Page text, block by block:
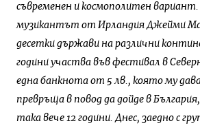
съвременен и космополитен вариант.
музикантът от Ирландия Джейми
десетки държави на различни
години участва във фестивал в
една банкнота от 5 лв., която му
превръща в повод да дойде в
така вече 12 години. Днес, заедно с